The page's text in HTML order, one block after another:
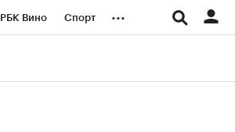
РБК Вино Спорт ...